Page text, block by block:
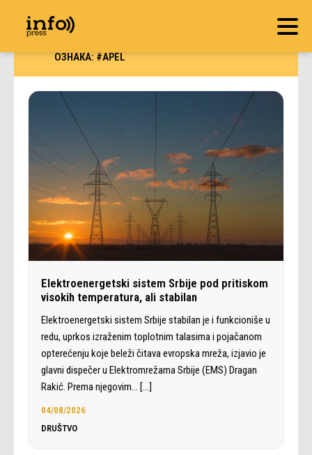
ОЗНАКА:#APEL
Elektroenergetski sistem Srbije pod pritiskom
visokih temperatura, ali stabilan
Elektroenergetski sistem Srbije stabilan je i funkcioniše u
redu, uprkos izraženim toplotnim talasima i pojačanom
opterećenju koje beleži čitava evropska mreža, izjavio je
glavni dispečer u Elektromrežama Srbije (EMS) Dragan
Rakić. Prema njegovim… […]
04/08/2026
DRUŠTVO